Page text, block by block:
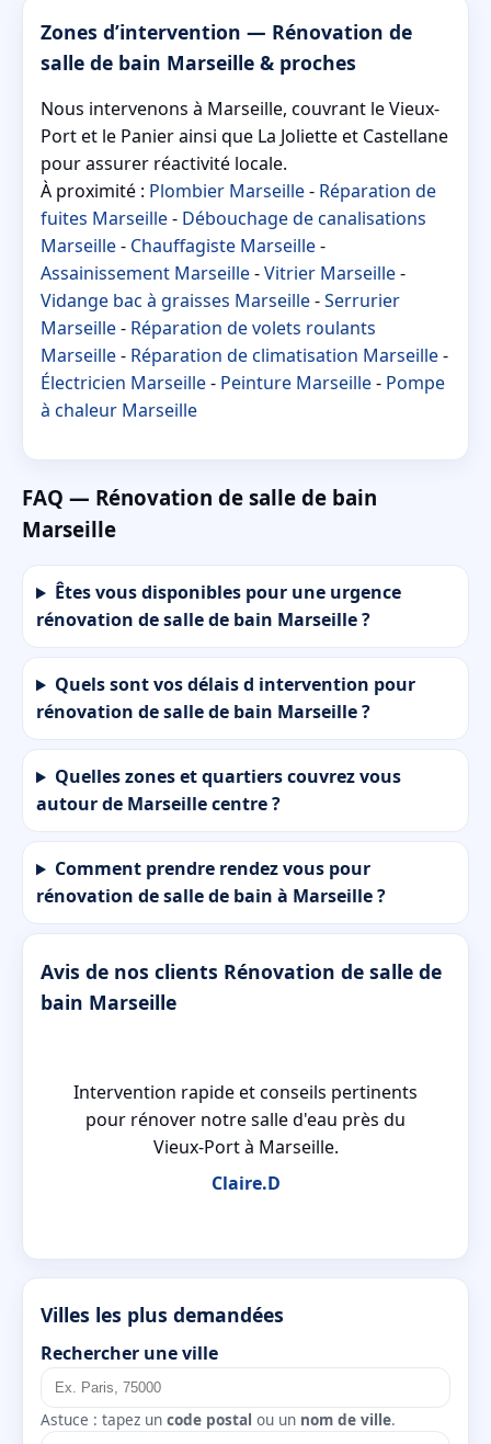
Zones d’intervention — Rénovation de
salle de bain Marseille & proches
Nous intervenons à Marseille, couvrant le Vieux-
Port et le Panier ainsi que La Joliette et Castellane
pour assurer réactivité locale.
À proximité : Plombier Marseille- Réparation de
fuites Marseille- Débouchage de canalisations
Marseille- Chauffagiste Marseille-
Assainissement Marseille-Vitrier Marseille-
Vidange bac à graisses Marseille-Serrurier
Marseille- Réparation de volets roulants
Marseille- Réparation de climatisation Marseille-
Électricien Marseille- Peinture Marseille- Pompe
à chaleur Marseille
FAQ — Rénovation de salle de bain
Marseille
Êtes vous disponibles pour une urgence
rénovation de salle de bain Marseille ?
Quels sont vos délais d intervention pour
rénovation de salle de bain Marseille ?
Quelles zones et quartiers couvrez vous
autour de Marseille centre ?
Comment prendre rendez vous pour
rénovation de salle de bain à Marseille ?
Avis de nos clients Rénovation de salle de
bain Marseille
Intervention rapide et conseils pertinents
pour rénover notre salle d'eau près du
Vieux-Port à Marseille.
Claire.D
Villes les plus demandées
Rechercher une ville
Astuce : tapez un code postal ou un nom de ville.